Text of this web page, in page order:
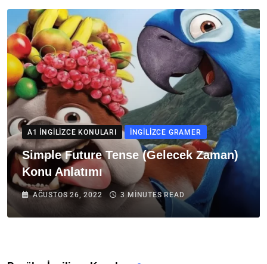
A1 İNGILIZCE KONULARI İNGILIZCE GRAMER
Simple Future Tense (Gelecek Zaman)
Konu Anlatımı
AĞUSTOS 26, 2022 3 MINUTES READ